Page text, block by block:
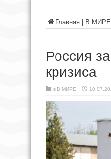
Главная В МИРЕ
Россия
кризиса
в В МИРЕ